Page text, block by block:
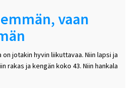
vaan
jotakin hyvin liikuttavaa. Niin lapsi ja
rakas ja kengän koko 43. Niin hankala